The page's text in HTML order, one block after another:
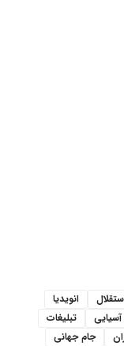
انویدیا
تبلیغات
جام جهانی